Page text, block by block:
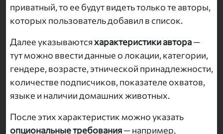
приватный, то ее будут видеть только те авторы,
которых пользователь добавил в список.
Далее указываютсяхарактеристики автора—
тут можно ввести данные о локации, категории,
гендере, возрасте, этнической принадлежности,
количестве подписчиков, показателе охватов,
языке и наличии домашних животных.
После этих характеристик можно указать
опциональные требования— например,